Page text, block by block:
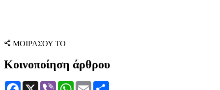
ΜΟΙΡΑΣΟΥ ΤΟ
Κοινοποίηση άρθρου
Facebook
X Viber WhatsApp
Email